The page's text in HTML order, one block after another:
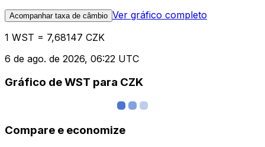
Acompanhar taxa de câmbio Ver gráfico completo
1 WST = 7,68147 CZK
6 de ago. de 2026, 06:22 UTC
Gráfico de WST para CZK
Compare e economize